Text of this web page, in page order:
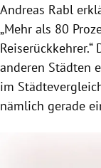
Andreas Rabl
„Mehr als 80
anderen Städten
im
nämlich gerade